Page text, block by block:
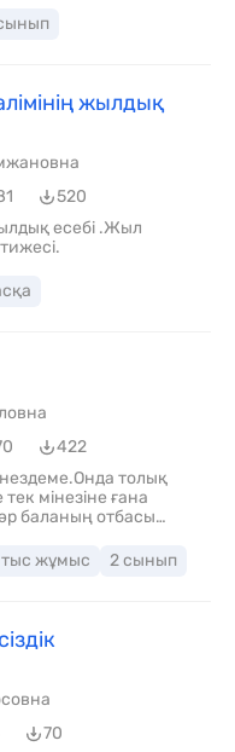
общение, цена и
не боясь
для семьи:
примером в
качества : вовремя
жылдық
520
есебі .Жыл
422
толық
мінезіне ғана
баланың отбасы
жұмыс 2 сынып
70